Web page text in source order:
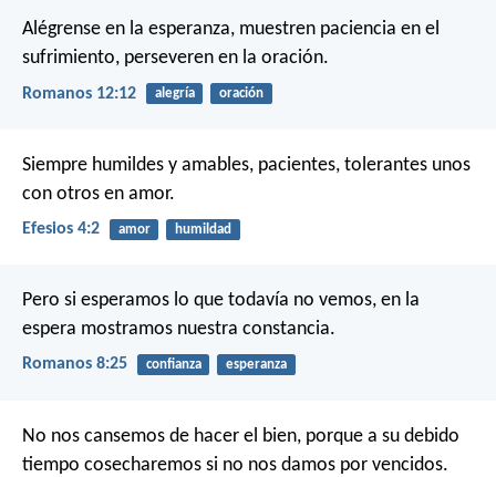
Alégrense en la esperanza, muestren paciencia en el
sufrimiento, perseveren en la oración.
Romanos 12:12 alegría oración
Siempre humildes y amables, pacientes, tolerantes unos
con otros en amor.
Efesios 4:2 amor humildad
Pero si esperamos lo que todavía no vemos, en la
espera mostramos nuestra constancia.
Romanos 8:25 confianza esperanza
No nos cansemos de hacer el bien, porque a su debido
tiempo cosecharemos si no nos damos por vencidos.